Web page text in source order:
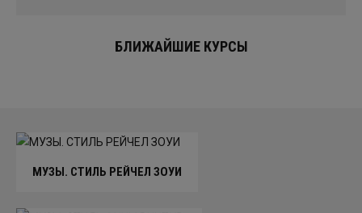
БЛИЖАЙШИЕ КУРСЫ
МУЗЫ. СТИЛЬ РЕЙЧЕЛ ЗОУИ